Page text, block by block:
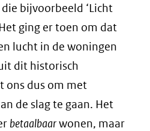
bijvoorbeeld ‘Licht
ging er toen om dat
lucht in de woningen
dit historisch
ons dus om met
de slag te gaan. Het
betaalbaarwonen, maar